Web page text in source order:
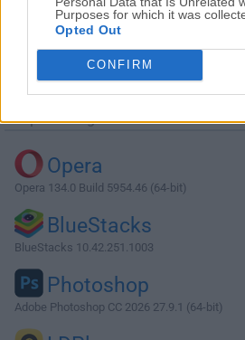
Purposes for which it was
Opted Out
CONFIRM
Descargar LibreOffice
¿Por qué se publica esta aplicación
información)
Top Descargas
Opera
Opera 134.0 Build 5954.46 (64-bit)
BlueStacks
BlueStacks 10.42.251.1003
Photoshop
Adobe Photoshop CC 2026 27.9.1 (64-bit)